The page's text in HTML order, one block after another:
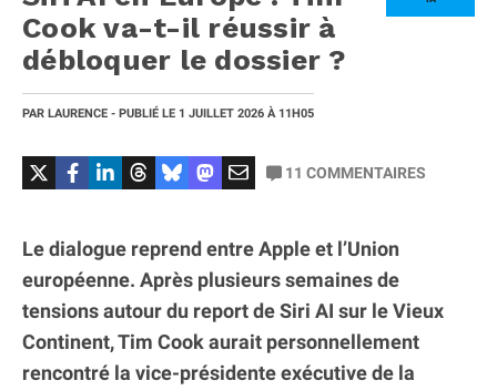
Cook va-t-il réussir à
débloquer le dossier ?
PAR LAURENCE - PUBLIÉ LE 1 JUILLET 2026 À 11H05
11 COMMENTAIRES
Le dialogue reprend entre Apple et l’Union
européenne. Après plusieurs semaines de
tensions autour du report de Siri AI sur le Vieux
Continent, Tim Cook aurait personnellement
rencontré la vice-présidente exécutive de la